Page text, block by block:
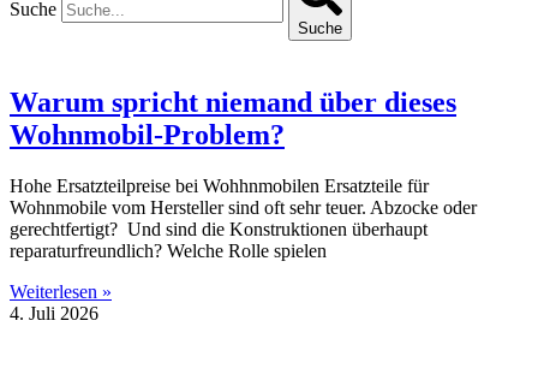
Suche
Suche
Warum spricht niemand über dieses
Wohnmobil-Problem?
Hohe Ersatzteilpreise bei Wohhnmobilen Ersatzteile für
Wohnmobile vom Hersteller sind oft sehr teuer. Abzocke oder
gerechtfertigt? Und sind die Konstruktionen überhaupt
reparaturfreundlich? Welche Rolle spielen
Weiterlesen »
4. Juli 2026